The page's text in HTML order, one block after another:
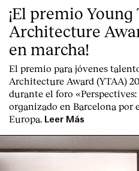
¡El premio
Architecture
en marcha!
El premio para jóvenes
Architecture Award (YTAA)
durante el foro
organizado en Barcelona por
Europa.
Leer Más